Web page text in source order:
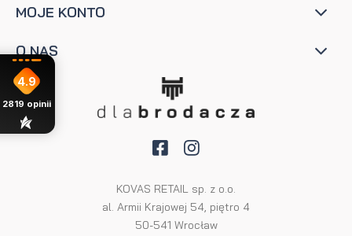
MOJE KONTO
O NAS
KOVAS RETAIL sp. z o.o.
al. Armii Krajowej 54, piętro 4
50-541 Wrocław
4.9
2819 opinii